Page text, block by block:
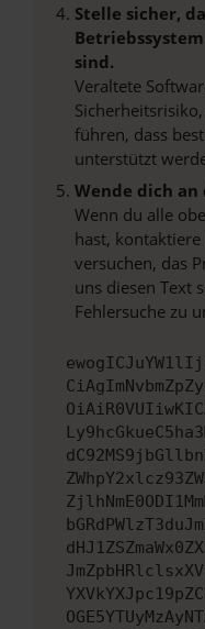
Stelle sicher,
sind.
Veraltete
führen, dass
unterstützt
Wende dich
Wenn du alle
hast,
versuchen, das
uns diesen Text
Fehlersuche zu